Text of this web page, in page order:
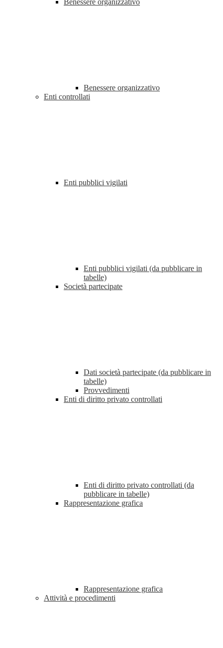
Benessere organizzativo
Benessere organizzativo
Enti controllati
Enti pubblici vigilati
Enti pubblici vigilati (da pubblicare in
tabelle)
Società partecipate
Dati società partecipate (da pubblicare in
tabelle)
Provvedimenti
Enti di diritto privato controllati
Enti di diritto privato controllati (da
pubblicare in tabelle)
Rappresentazione grafica
Rappresentazione grafica
Attività e procedimenti